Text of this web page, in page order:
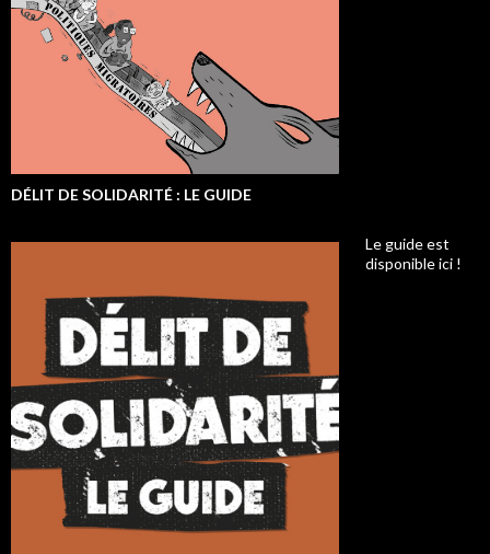
DÉLIT DE SOLIDARITÉ : LE GUIDE
Le guide est
disponible ici !